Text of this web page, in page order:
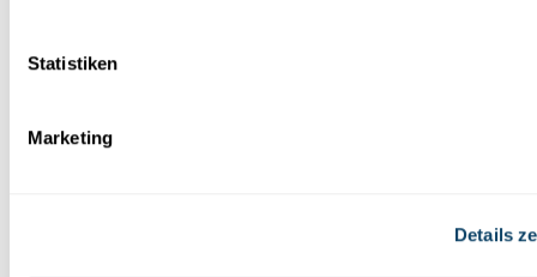
Statistiken
Marketing
Details
Abonniere unseren